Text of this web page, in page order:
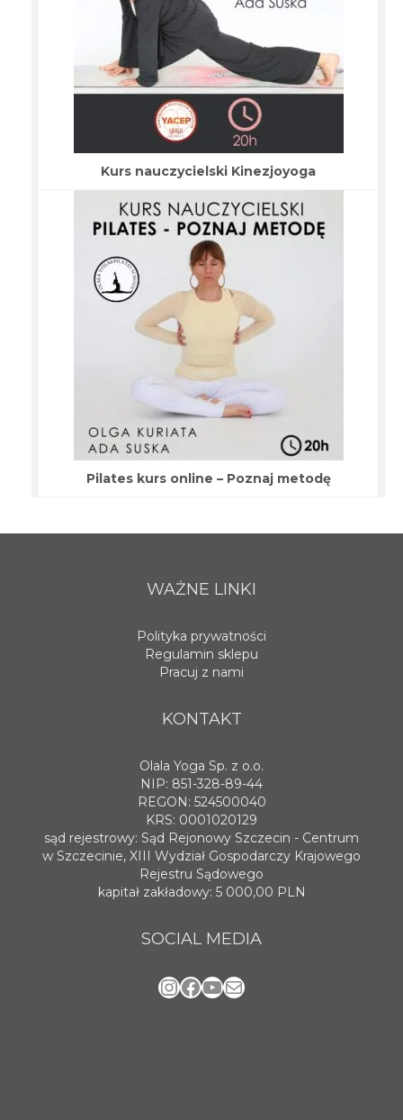
Kurs nauczycielski Kinezjoyoga
Pilates kurs online – Poznaj metodę
WAŻNE LINKI
Polityka prywatności
Regulamin sklepu
Pracuj z nami
KONTAKT
Olala Yoga Sp. z o.o.
NIP: 851-328-89-44
REGON: 524500040
KRS: 0001020129
sąd rejestrowy: Sąd Rejonowy Szczecin - Centrum
w Szczecinie, XIII Wydział Gospodarczy Krajowego
Rejestru Sądowego
kapitał zakładowy: 5 000,00 PLN
SOCIAL MEDIA
Instagram
Facebook
YouTube
Mail